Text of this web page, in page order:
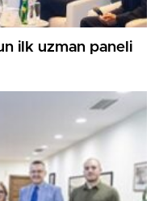
ilk uzman paneli